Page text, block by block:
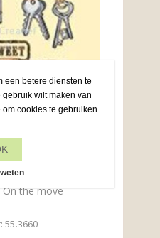
the move
55.3660
een betere diensten te
wilt maken van
cookies te gebruiken.